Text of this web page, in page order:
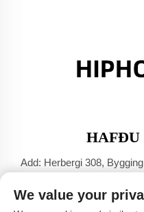
HAFÐU
Add: Herbergi 308,
Sími:+86-17304049586
We value your